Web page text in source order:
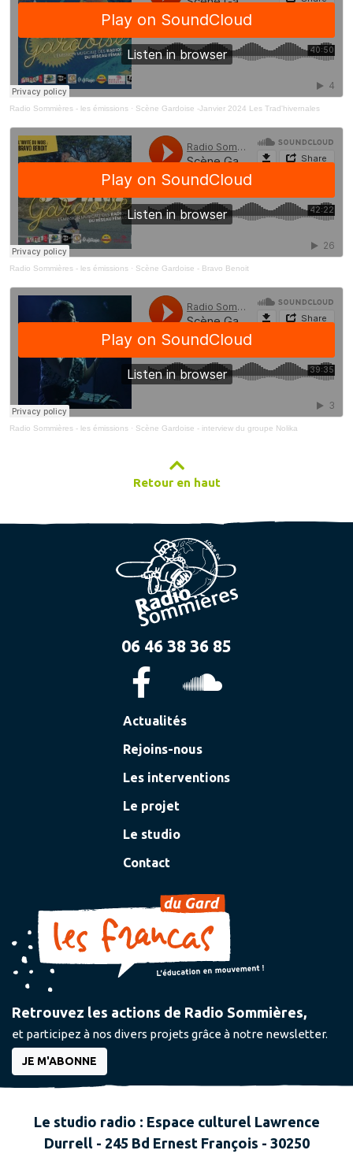
Radio Sommières - les émissions · Scène Gardoise -Janvier 2024 Les Trad'hivernales
Radio Sommières - les émissions · Scène Gardoise - Bravo Benoit
Radio Sommières - les émissions · Scène Gardoise - interview du groupe Nolika
Retour en haut
06 46 38 36 85
Actualités
Rejoins-nous
Les interventions
Le projet
Le studio
Contact
Retrouvez les actions de Radio Sommières,
et participez à nos divers projets grâce à notre newsletter.
JE M'ABONNE
Le studio radio : Espace culturel Lawrence
Durrell - 245 Bd Ernest François - 30250